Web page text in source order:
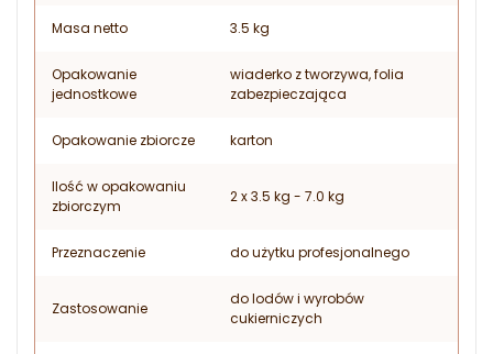
Masa netto 3.5 kg
Opakowanie
jednostkowe
wiaderko z tworzywa, folia
zabezpieczająca
Opakowanie zbiorcze karton
Ilość w opakowaniu
zbiorczym
2 x 3.5 kg - 7.0 kg
Przeznaczenie do użytku profesjonalnego
Zastosowanie
do lodów i wyrobów
cukierniczych